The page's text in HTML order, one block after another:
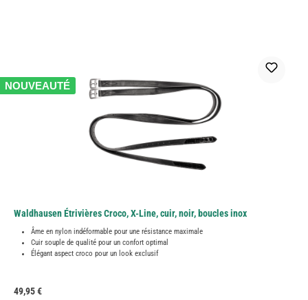
NOUVEAUTÉ
Waldhausen Étrivières Croco, X-Line, cuir, noir, boucles inox
Âme en nylon indéformable pour une résistance maximale
Cuir souple de qualité pour un confort optimal
Élégant aspect croco pour un look exclusif
Prix régulier :
49,95 €